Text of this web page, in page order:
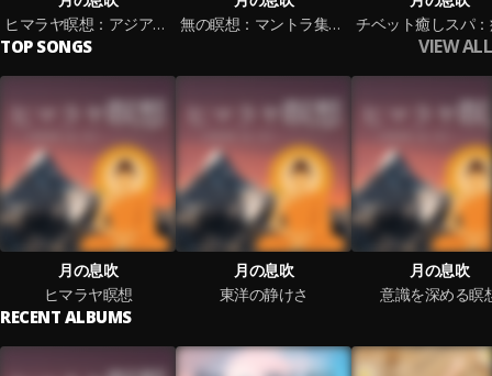
ヒマラヤ瞑想：アジアマントラ・精神統一・心のリセット・呼吸集中
無の瞑想：マントラ集中・心清める・自己統一・メンタル強化・リセット
TOP SONGS VIEW ALL
月の息吹
ヒマラヤ瞑想
月の息吹
東洋の静けさ
月の息吹
意識を深める瞑
RECENT ALBUMS